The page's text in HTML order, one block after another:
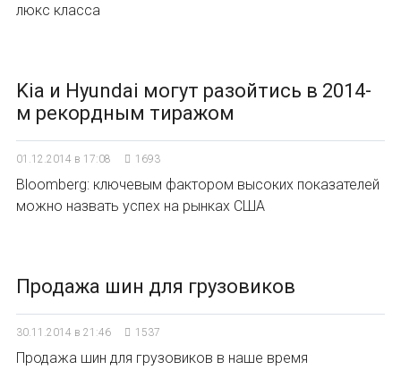
люкс класса
Kia и Hyundai могут разойтись в 2014-
м рекордным тиражом
01.12.2014 в 17:08 1693
Bloomberg: ключевым фактором высоких показателей
можно назвать успех на рынках США
Продажа шин для грузовиков
30.11.2014 в 21:46 1537
Продажа шин для грузовиков в наше время